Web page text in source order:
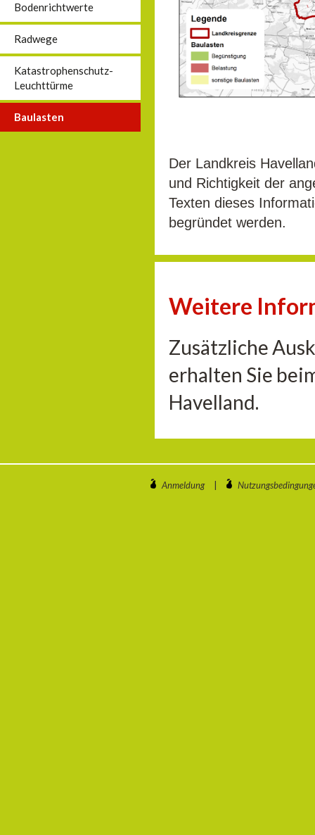
Bodenrichtwerte
Radwege
Katastrophenschutz-
Leuchttürme
Baulasten
Der Landkreis
und Richtigkeit der
Texten dieses
begründet werden.
Weitere
Zusätzliche
erhalten Sie
Havelland.
Anmeldung